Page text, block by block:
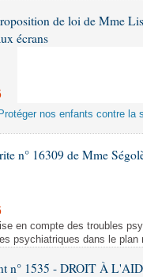
de loi de Mme
écrans
nos enfants contre la
n° 16309 de Mme
en compte des troubles
psychiatriques dans le plan
n° 1535 - DROIT À